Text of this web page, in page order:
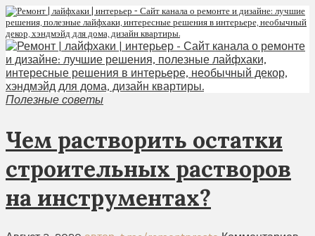
Полезные советы
Чем растворить остатки
строительных растворов
на инструментах?